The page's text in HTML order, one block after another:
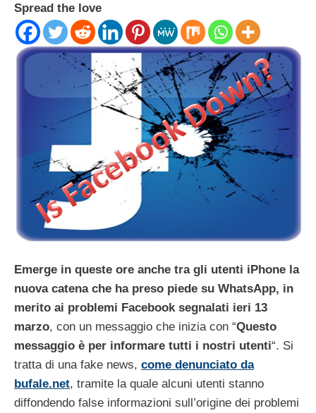
Spread the love
Emerge in queste ore anche tra gli utenti iPhone la
nuova catena che ha preso piede su WhatsApp, in
merito ai problemi Facebook segnalati ieri 13
marzo, con un messaggio che inizia con “Questo
messaggio è per informare tutti i nostri utenti“. Si
tratta di una fake news, come denunciato da
bufale.net, tramite la quale alcuni utenti stanno
diffondendo false informazioni sull’origine dei problemi